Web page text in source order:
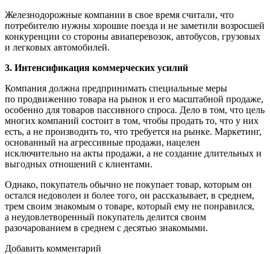
Железнодорожные компании в свое время считали, что
потребителю нужны хорошие поезда и не заметили возросшей
конкуренции со стороны авиаперевозок, автобусов, грузовых
и легковых автомобилей.
3. Интенсификация коммерческих усилий
Компания должна предпринимать специальные меры
по продвижению товара на рынок и его масштабной продаже,
особенно для товаров пассивного спроса. Дело в том, что цель
многих компаний состоит в том, чтобы продать то, что у них
есть, а не производить то, что требуется на рынке. Маркетинг,
основанный на агрессивные продажи, нацелен
исключительно на акты продажи, а не создание длительных и
выгодных отношений с клиентами.
Однако, покупатель обычно не покупает товар, которым он
остался недоволен и более того, он рассказывает, в среднем,
трем своим знакомым о товаре, который ему не понравился,
а неудовлетворенный покупатель делится своим
разочарованием в среднем с десятью знакомыми.
Добавить комментарий